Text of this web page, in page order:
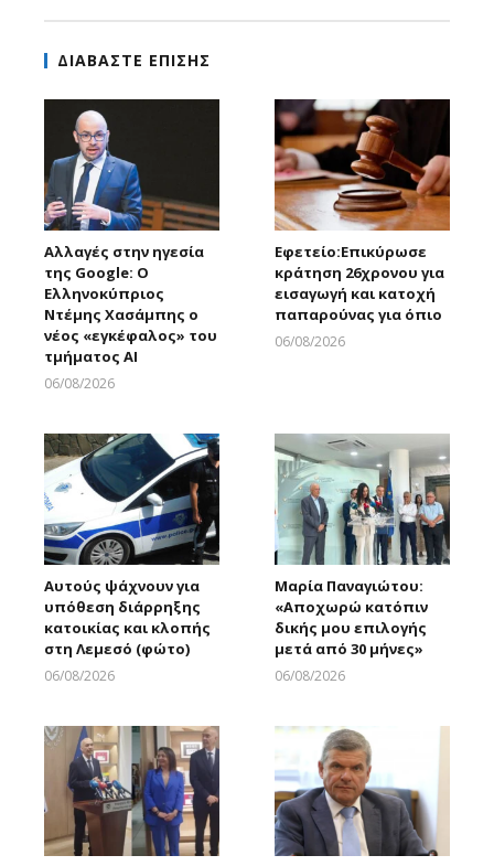
ΔΙΑΒΑΣΤΕ ΕΠΙΣΗΣ
Αλλαγές στην ηγεσία
της Google: Ο
Ελληνοκύπριος
Ντέμης Χασάμπης ο
νέος «εγκέφαλος» του
τμήματος AI
06/08/2026
Εφετείο:Eπικύρωσε
κράτηση 26χρονου για
εισαγωγή και κατοχή
παπαρούνας για όπιο
06/08/2026
Αυτούς ψάχνουν για
υπόθεση διάρρηξης
κατοικίας και κλοπής
στη Λεμεσό (φώτο)
06/08/2026
Μαρία Παναγιώτου:
«Αποχωρώ κατόπιν
δικής μου επιλογής
μετά από 30 μήνες»
06/08/2026